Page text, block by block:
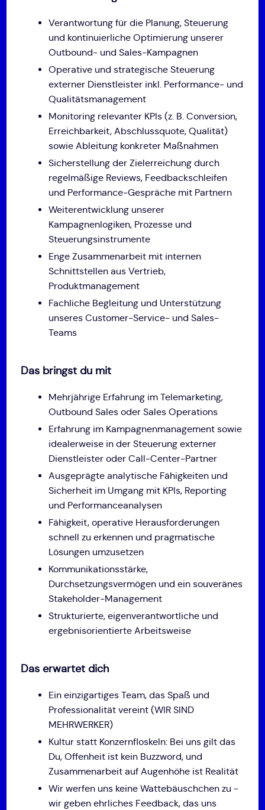
Verantwortung für die Planung, Steuerung
und kontinuierliche Optimierung unserer
Outbound- und Sales-Kampagnen
Operative und strategische Steuerung
externer Dienstleister inkl. Performance- und
Qualitätsmanagement
Monitoring relevanter KPIs (z. B. Conversion,
Erreichbarkeit, Abschlussquote, Qualität)
sowie Ableitung konkreter Maßnahmen
Sicherstellung der Zielerreichung durch
regelmäßige Reviews, Feedbackschleifen
und Performance-Gespräche mit Partnern
Weiterentwicklung unserer
Kampagnenlogiken, Prozesse und
Steuerungsinstrumente
Enge Zusammenarbeit mit internen
Schnittstellen aus Vertrieb,
Produktmanagement
Fachliche Begleitung und Unterstützung
unseres Customer-Service- und Sales-
Teams
Das bringst du mit
Mehrjährige Erfahrung im Telemarketing,
Outbound Sales oder Sales Operations
Erfahrung im Kampagnenmanagement sowie
idealerweise in der Steuerung externer
Dienstleister oder Call-Center-Partner
Ausgeprägte analytische Fähigkeiten und
Sicherheit im Umgang mit KPIs, Reporting
und Performanceanalysen
Fähigkeit, operative Herausforderungen
schnell zu erkennen und pragmatische
Lösungen umzusetzen
Kommunikationsstärke,
Durchsetzungsvermögen und ein souveränes
Stakeholder-Management
Strukturierte, eigenverantwortliche und
ergebnisorientierte Arbeitsweise
Das erwartet dich
Ein einzigartiges Team, das Spaß und
Professionalität vereint (WIR SIND
MEHRWERKER)
Kultur statt Konzernfloskeln: Bei uns gilt das
Du, Offenheit ist kein Buzzword, und
Zusammenarbeit auf Augenhöhe ist Realität
Wir werfen uns keine Wattebäuschchen zu -
wir geben ehrliches Feedback, das uns